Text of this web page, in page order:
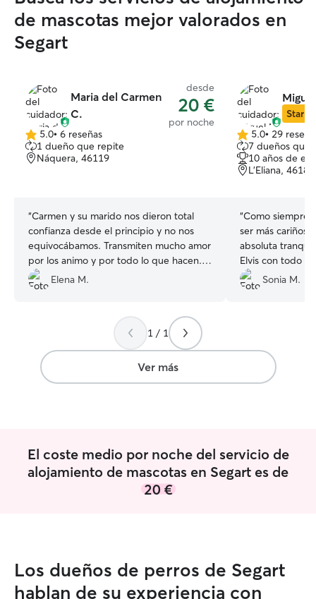
de mascotas mejor valorados en
Segart
Maria del Carmen
C.
desde
20 €
por noche
5.0
de
5
5.0• 6 reseñas
1 dueño que repite
Náquera, 46119
“Carmen y su marido nos dieron total
confianza desde el principio y no nos
equivocábamos. Transmiten mucho amor
por los animo y por todo lo que hacen.
Bimbo y Choco se lo pasaron fenomenal,
hemos estado súper tranquilos y
Elena M.
Star
5.0
de
5
estrellas
5.0• 29
7 dueños que
10 años de
L'Eliana, 46183
“Como siempre
ser más
absoluta
Elvis con todo
puede estar en
atendido que
Sonia M.
1 / 1
Ver más
El coste medio por noche del servicio de
alojamiento de mascotas en Segart es de
20 €
Los dueños de perros de Segart
hablan de su experiencia con